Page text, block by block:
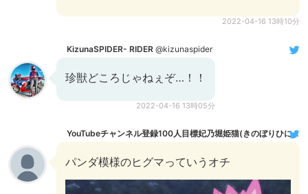
2022-04-16 13時10分
KizunaSPIDER- RIDER @kizunaspider
珍獣どころじゃねぇぞ…！！
2022-04-16 13時05分
YouTubeチャンネル登録100人目標妃乃堀姫猫(きのぼりひにゃ)🐱 ❤
パンダ模様のヒグマっていうオチ